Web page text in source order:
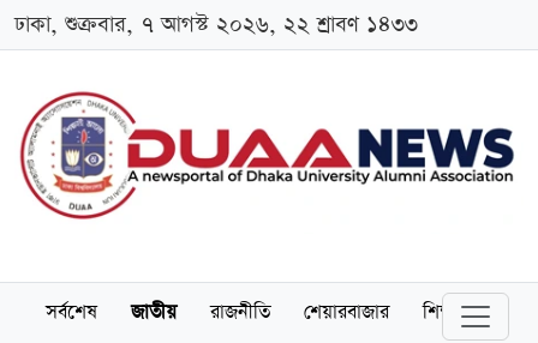
ঢাকা, শুক্রবার, ৭ আগস্ট ২০২৬, ২২ শ্রাবণ ১৪৩৩
সর্বশেষ জাতীয় রাজনীতি শেয়ারবাজার শিক্ষা